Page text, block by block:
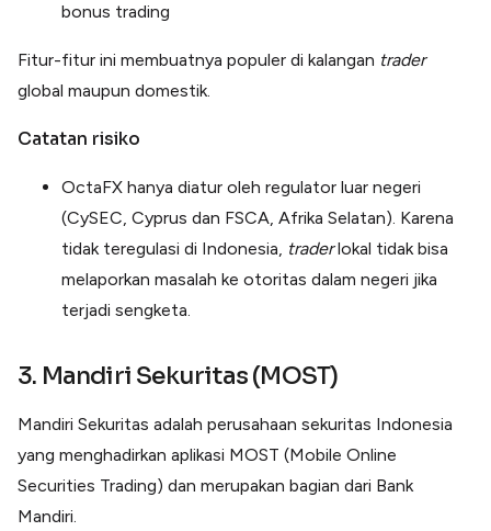
bonus trading
Fitur-fitur ini membuatnya populer di kalangan trader
global maupun domestik.
Catatan risiko
OctaFX hanya diatur oleh regulator luar negeri
(CySEC, Cyprus dan FSCA, Afrika Selatan). Karena
tidak teregulasi di Indonesia, traderlokal tidak bisa
melaporkan masalah ke otoritas dalam negeri jika
terjadi sengketa.
3. Mandiri Sekuritas (MOST)
Mandiri Sekuritas adalah perusahaan sekuritas Indonesia
yang menghadirkan aplikasi MOST (Mobile Online
Securities Trading) dan merupakan bagian dari Bank
Mandiri.